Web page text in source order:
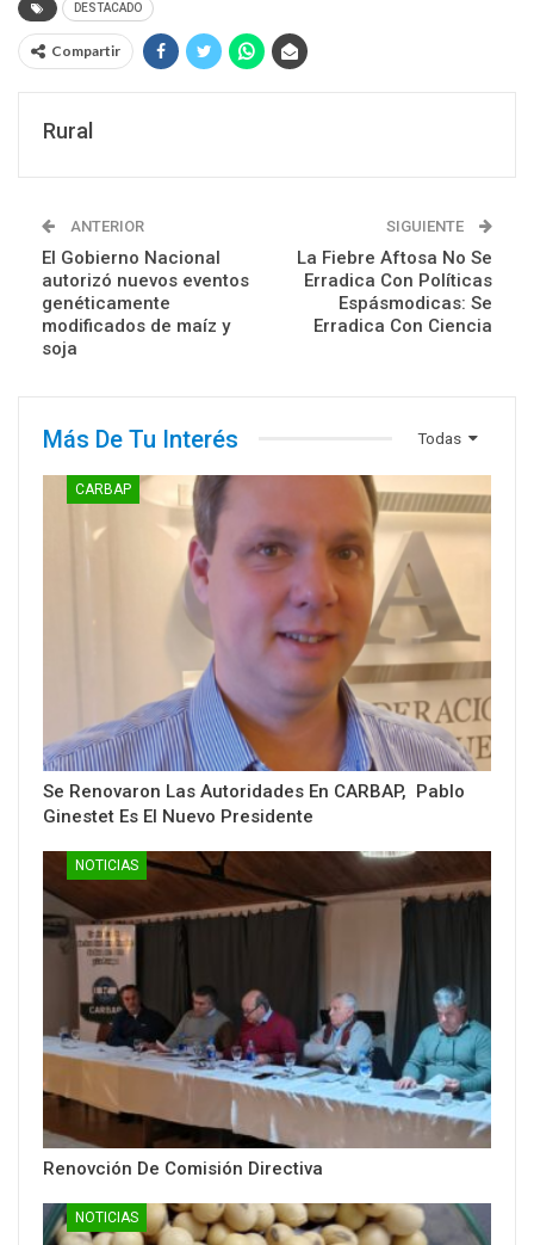
DESTACADO
Compartir
Rural
ANTERIOR
El Gobierno Nacional
autorizó nuevos eventos
genéticamente
modificados de maíz y
soja
SIGUIENTE
La Fiebre Aftosa No Se
Erradica Con Políticas
Espásmodicas: Se
Erradica Con Ciencia
Todas
Más De Tu Interés
CARBAP
Se Renovaron Las Autoridades En CARBAP, Pablo
Ginestet Es El Nuevo Presidente
NOTICIAS
Renovción De Comisión Directiva
NOTICIAS